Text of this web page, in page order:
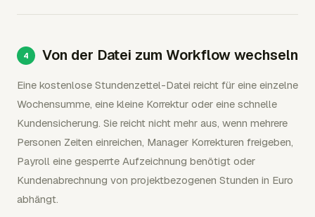
Von der Datei zum Workflow wechseln
Eine kostenlose Stundenzettel-Datei reicht für eine einzelne
Wochensumme, eine kleine Korrektur oder eine schnelle
Kundensicherung. Sie reicht nicht mehr aus, wenn mehrere
Personen Zeiten einreichen, Manager Korrekturen freigeben,
Payroll eine gesperrte Aufzeichnung benötigt oder
Kundenabrechnung von projektbezogenen Stunden in Euro
abhängt.